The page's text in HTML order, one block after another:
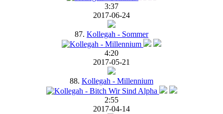
3:37
2017-06-24
87. Kollegah - Sommer
4:20
2017-05-21
88. Kollegah - Millennium
2:55
2017-04-14